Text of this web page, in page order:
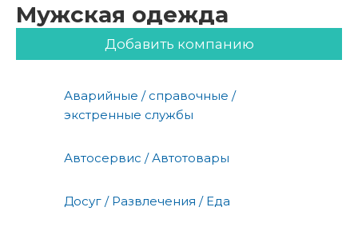
Мужская одежда
Добавить компанию
Аварийные / справочные /
экстренные службы
Автосервис / Автотовары
Досуг / Развлечения / Еда